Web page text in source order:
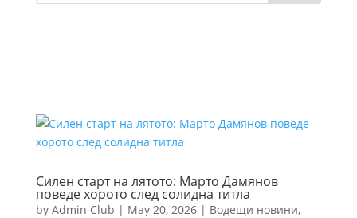
Силен старт на лятото: Марто Дамянов
поведе хорото след солидна титла
by Admin Club | May 20, 2026| Водещи новини,